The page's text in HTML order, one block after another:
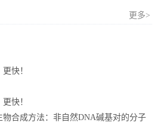
更多>
快！
快！
合成方法：非自然DNA碱基对的分子